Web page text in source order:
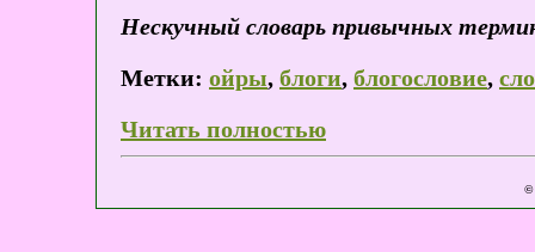
Нескучный словарь привычных
Метки: ойры, блоги, блогословие,
Читать полностью
©